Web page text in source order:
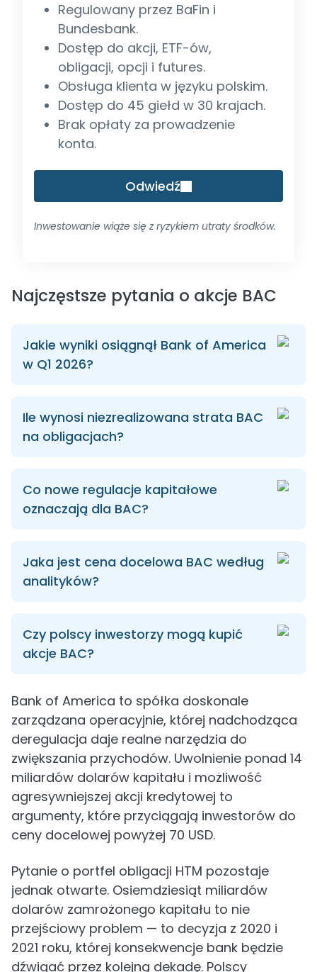
Regulowany przez BaFin i
Bundesbank.
Dostęp do akcji, ETF-ów,
obligacji, opcji i futures.
Obsługa klienta w języku polskim.
Dostęp do 45 giełd w 30 krajach.
Brak opłaty za prowadzenie
konta.
Odwiedź
Inwestowanie wiąże się z ryzykiem utraty środków.
Najczęstsze pytania o akcje BAC
Jakie wyniki osiągnął Bank of America
w Q1 2026?
Ile wynosi niezrealizowana strata BAC
na obligacjach?
Co nowe regulacje kapitałowe
oznaczają dla BAC?
Jaka jest cena docelowa BAC według
analityków?
Czy polscy inwestorzy mogą kupić
akcje BAC?
Bank of America to spółka doskonale
zarządzana operacyjnie, której nadchodząca
deregulacja daje realne narzędzia do
zwiększania przychodów. Uwolnienie ponad 14
miliardów dolarów kapitału i możliwość
agresywniejszej akcji kredytowej to
argumenty, które przyciągają inwestorów do
ceny docelowej powyżej 70 USD.
Pytanie o portfel obligacji HTM pozostaje
jednak otwarte. Osiemdziesiąt miliardów
dolarów zamrożonego kapitału to nie
przejściowy problem — to decyzja z 2020 i
2021 roku, której konsekwencje bank będzie
dźwigać przez kolejną dekadę. Polscy